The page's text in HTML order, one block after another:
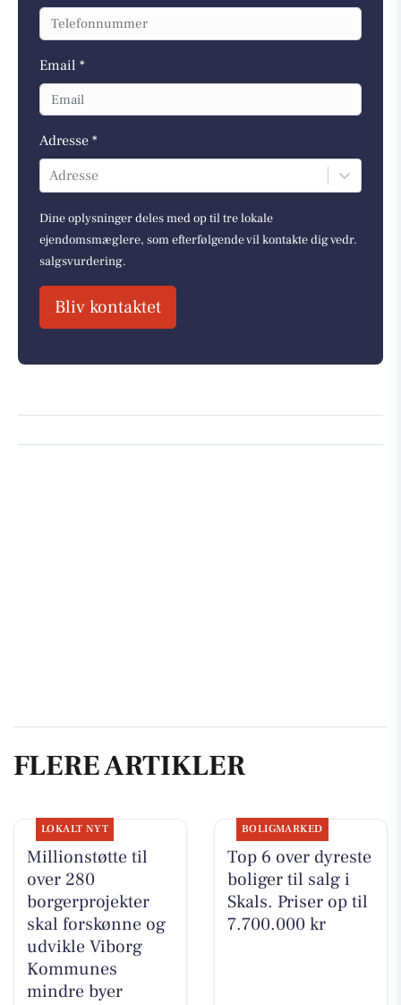
Email *
Adresse *
Adresse
Dine oplysninger deles med op til tre lokale
ejendomsmæglere, som efterfølgende vil kontakte dig vedr.
salgsvurdering.
Bliv kontaktet
FLERE ARTIKLER
LOKALT NYT
Millionstøtte til
over 280
borgerprojekter
skal forskønne og
udvikle Viborg
Kommunes
mindre byer
BOLIGMARKED
Top 6 over dyreste
boliger til salg i
Skals. Priser op til
7.700.000 kr